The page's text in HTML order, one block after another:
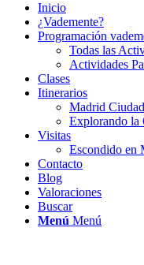
Inicio
¿Vademente?
Programación
Todas las
Actividades
Clases
Itinerarios
Madrid
Explorando la
Visitas
Escondido en
Contacto
Blog
Valoraciones
Buscar
Menú Menú